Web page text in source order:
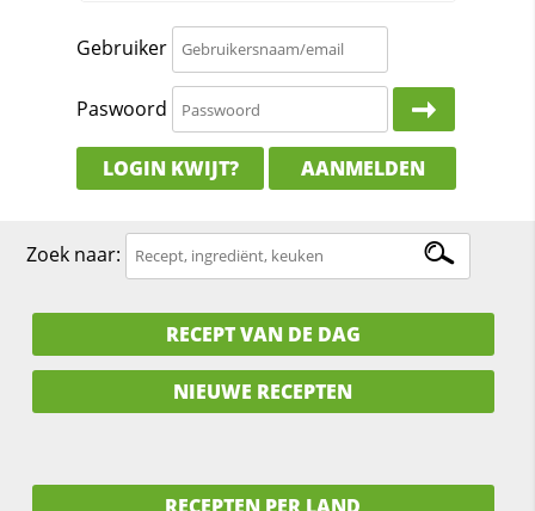
Gebruiker
Paswoord
LOGIN KWIJT? AANMELDEN
Zoek naar:
RECEPT VAN DE DAG
NIEUWE RECEPTEN